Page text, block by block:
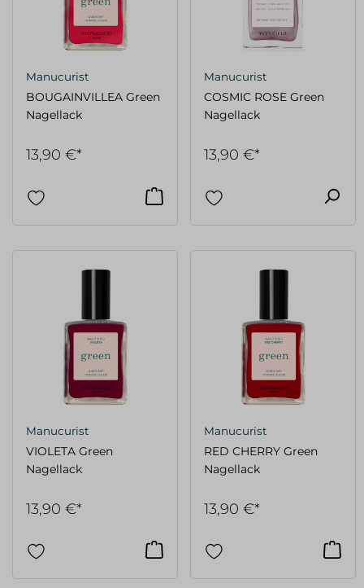
Manucurist
BOUGAINVILLEA Green
Nagellack
13,90 €*
Manucurist
COSMIC ROSE Green
Nagellack
13,90 €*
Manucurist
VIOLETA Green
Nagellack
13,90 €*
Manucurist
RED CHERRY Green
Nagellack
13,90 €*